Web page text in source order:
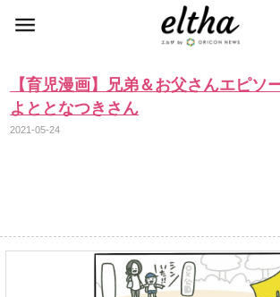
【育児漫画】兄弟＆お父さんエピソ
よととなつきさん
2021-05-24